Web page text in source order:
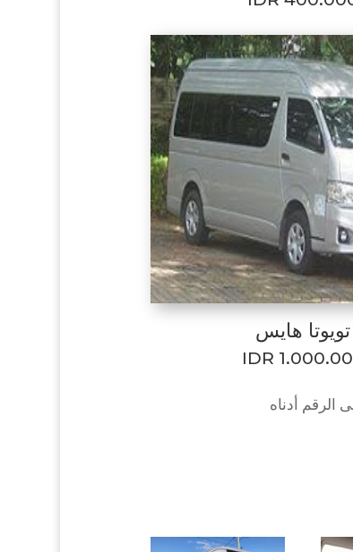
تويوتا هايس
IDR
الرقم أدناه